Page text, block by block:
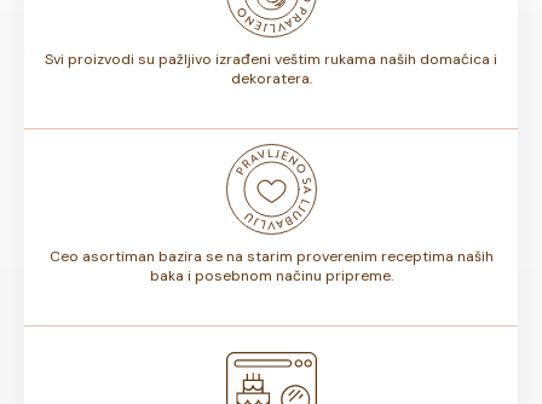
Svi proizvodi su pažljivo izrađeni veštim rukama naših domaćica i
dekoratera.
Ceo asortiman bazira se na starim proverenim receptima naših
baka i posebnom načinu pripreme.